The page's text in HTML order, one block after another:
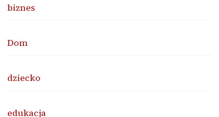
biznes
Dom
dziecko
edukacja